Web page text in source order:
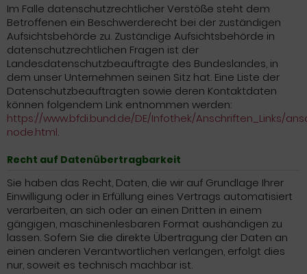
Im Falle datenschutzrechtlicher Verstöße steht dem
Betroffenen ein Beschwerderecht bei der zuständigen
Aufsichtsbehörde zu. Zuständige Aufsichtsbehörde in
datenschutzrechtlichen Fragen ist der
Landesdatenschutzbeauftragte des Bundeslandes, in
dem unser Unternehmen seinen Sitz hat. Eine Liste der
Datenschutzbeauftragten sowie deren Kontaktdaten
können folgendem Link entnommen werden:
https://www.bfdi.bund.de/DE/Infothek/Anschriften_Links/
node.html.
Recht auf Datenübertragbarkeit
Sie haben das Recht, Daten, die wir auf Grundlage Ihrer
Einwilligung oder in Erfüllung eines Vertrags automatisiert
verarbeiten, an sich oder an einen Dritten in einem
gängigen, maschinenlesbaren Format aushändigen zu
lassen. Sofern Sie die direkte Übertragung der Daten an
einen anderen Verantwortlichen verlangen, erfolgt dies
nur, soweit es technisch machbar ist.